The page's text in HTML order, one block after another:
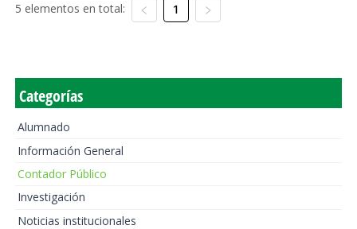
5 elementos en total: 1
Categorías
Alumnado
Información General
Contador Público
Investigación
Noticias institucionales